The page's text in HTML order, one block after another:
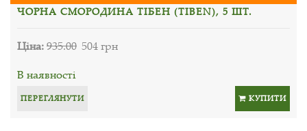
ЧОРНА СМОРОДИНА ТІБЕН (TIBEN), 5 ШТ.
Ціна:935.00 504 грн
В наявності
ПЕРЕГЛЯНУТИ КУПИТИ